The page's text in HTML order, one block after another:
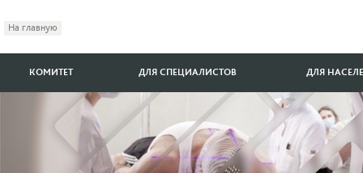
На главную
КОМИТЕТ ДЛЯ СПЕЦИАЛИСТОВ ДЛЯ